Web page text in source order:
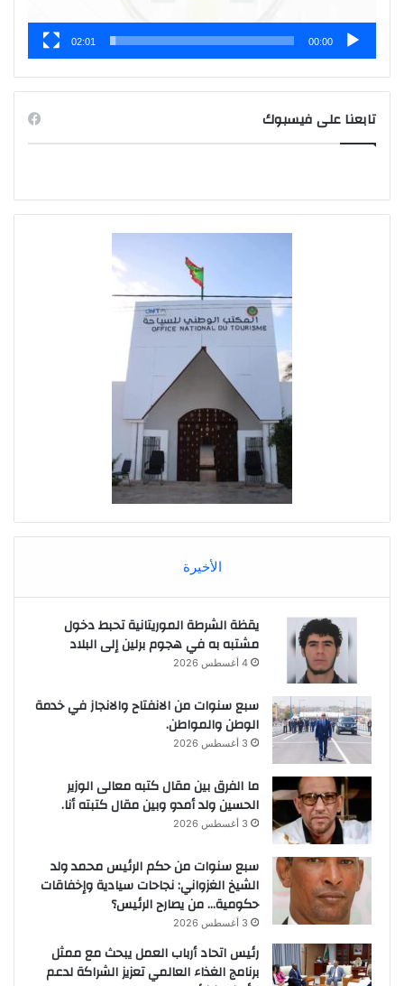
00:00
02:01
تابعنا على فيسبوك
الأخيرة
يقظة الشرطة الموريتانية تحبط دخول
مشتبه به في هجوم برلين إلى البلاد
4 أغسطس 2026
سبع سنوات من الانفتاح والانجاز في خدمة
الوطن والمواطن.
3 أغسطس 2026
ما الفرق بين مقال كتبه معالى الوزير
الحسين ولد أمدو وبين مقال كتبته أنا.
3 أغسطس 2026
سبع سنوات من حكم الرئيس محمد ولد
الشيخ الغزواني: نجاحات سيادية وإخفاقات
حكومية… من يصارح الرئيس؟
3 أغسطس 2026
رئيس اتحاد أرباب العمل يبحث مع ممثل
برنامج الغذاء العالمي تعزيز الشراكة لدعم